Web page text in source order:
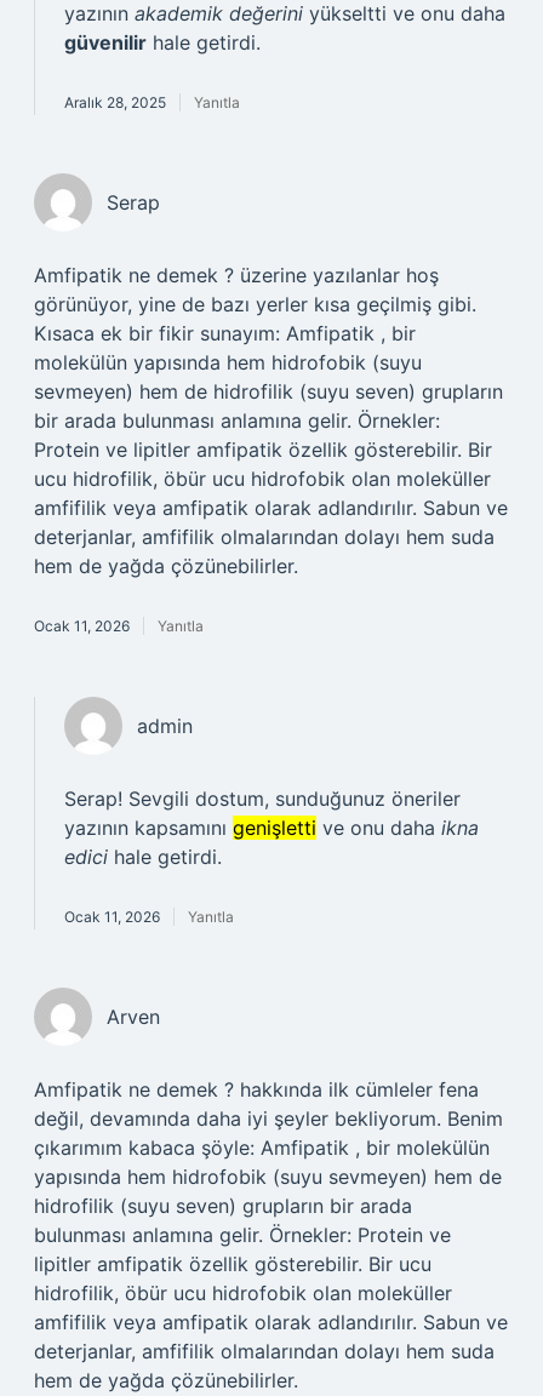
yazının akademik değerini yükseltti ve onu daha
güvenilir hale getirdi.
Aralık 28, 2025 Yanıtla
Serap
Amfipatik ne demek ? üzerine yazılanlar hoş
görünüyor, yine de bazı yerler kısa geçilmiş gibi.
Kısaca ek bir fikir sunayım: Amfipatik , bir
molekülün yapısında hem hidrofobik (suyu
sevmeyen) hem de hidrofilik (suyu seven) grupların
bir arada bulunması anlamına gelir. Örnekler:
Protein ve lipitler amfipatik özellik gösterebilir. Bir
ucu hidrofilik, öbür ucu hidrofobik olan moleküller
amfifilik veya amfipatik olarak adlandırılır. Sabun ve
deterjanlar, amfifilik olmalarından dolayı hem suda
hem de yağda çözünebilirler.
Ocak 11, 2026 Yanıtla
admin
Serap! Sevgili dostum, sunduğunuz öneriler
yazının kapsamını genişletti ve onu daha ikna
edici hale getirdi.
Ocak 11, 2026 Yanıtla
Arven
Amfipatik ne demek ? hakkında ilk cümleler fena
değil, devamında daha iyi şeyler bekliyorum. Benim
çıkarımım kabaca şöyle: Amfipatik , bir molekülün
yapısında hem hidrofobik (suyu sevmeyen) hem de
hidrofilik (suyu seven) grupların bir arada
bulunması anlamına gelir. Örnekler: Protein ve
lipitler amfipatik özellik gösterebilir. Bir ucu
hidrofilik, öbür ucu hidrofobik olan moleküller
amfifilik veya amfipatik olarak adlandırılır. Sabun ve
deterjanlar, amfifilik olmalarından dolayı hem suda
hem de yağda çözünebilirler.